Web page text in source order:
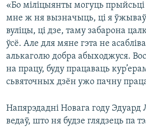
«Бо міліцыянты могуць прыйсьці
мне ж ня вызначыць, ці я ўжываў
вуліцы, ці дзе, таму забарона
ўсё. Але для мяне гэта не
алькаголю добра абыходжуся.
на працу, буду працаваць
сьвяточных дзён ужо пачну
Напярэдадні Новага году Эдуард
ведаў, што ня будзе глядзець па